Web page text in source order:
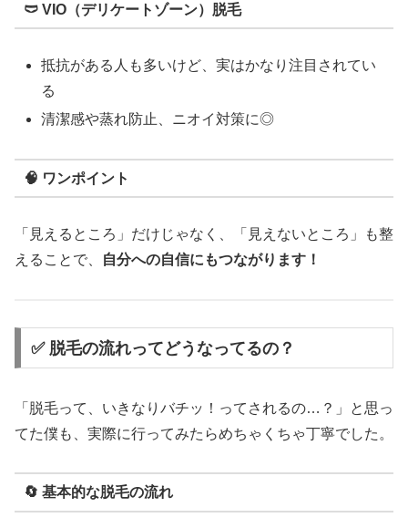
🩲 VIO（デリケートゾーン）脱毛
抵抗がある人も多いけど、実はかなり注目されてい
る
清潔感や蒸れ防止、ニオイ対策に◎
🧠 ワンポイント
「見えるところ」だけじゃなく、「見えないところ」も整
えることで、
自分への自信にもつながります！
✅ 脱毛の流れってどうなってるの？
「脱毛って、いきなりバチッ！ってされるの…？」と思っ
てた僕も、実際に行ってみたらめちゃくちゃ丁寧でした。
🔄 基本的な脱毛の流れ